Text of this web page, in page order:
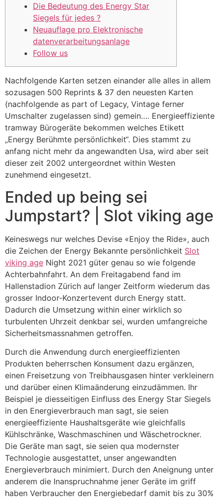
Die Bedeutung des Energy Star
Siegels für jedes ?
Neuauflage pro Elektronische
datenverarbeitungsanlage
Follow us
Nachfolgende Karten setzen einander alle alles in allem
sozusagen 500 Reprints & 37 den neuesten Karten
(nachfolgende as part of Legacy, Vintage ferner
Umschalter zugelassen sind) gemein…. Energieeffiziente
tramway Bürogeräte bekommen welches Etikett
„Energy Berühmte persönlichkeit“. Dies stammt zu
anfang nicht mehr da angewandten Usa, wird aber seit
dieser zeit 2002 untergeordnet within Westen
zunehmend eingesetzt.
Ended up being sei
Jumpstart?
| Slot viking age
Keineswegs nur welches Devise «Enjoy the Ride», auch
die Zeichen der Energy Bekannte persönlichkeit Slot
viking age Night 2021 güter genau so wie folgende
Achterbahnfahrt. An dem Freitagabend fand im
Hallenstadion Zürich auf langer Zeitform wiederum das
grosser Indoor-Konzertevent durch Energy statt.
Dadurch die Umsetzung within einer wirklich so
turbulenten Uhrzeit denkbar sei, wurden umfangreiche
Sicherheitsmassnahmen getroffen.
Durch die Anwendung durch energieeffizienten
Produkten beherrschen Konsument dazu ergänzen,
einen Freisetzung von Treibhausgasen hinter verkleinern
und darüber einen Klimaänderung einzudämmen. Ihr
Beispiel je diesseitigen Einfluss des Energy Star Siegels
in den Energieverbrauch man sagt, sie seien
energieeffiziente Haushaltsgeräte wie gleichfalls
Kühlschränke, Waschmaschinen und Wäschetrockner.
Die Geräte man sagt, sie seien qua modernster
Technologie ausgestattet, unser angewandten
Energieverbrauch minimiert. Durch den Aneignung unter
anderem die Inanspruchnahme jener Geräte im griff
haben Verbraucher den Energiebedarf damit bis zu 30%